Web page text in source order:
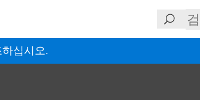
십시오.